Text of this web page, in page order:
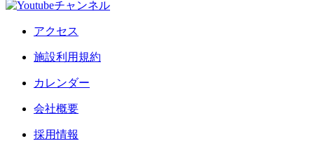
アクセス
施設利用規約
カレンダー
会社概要
採用情報